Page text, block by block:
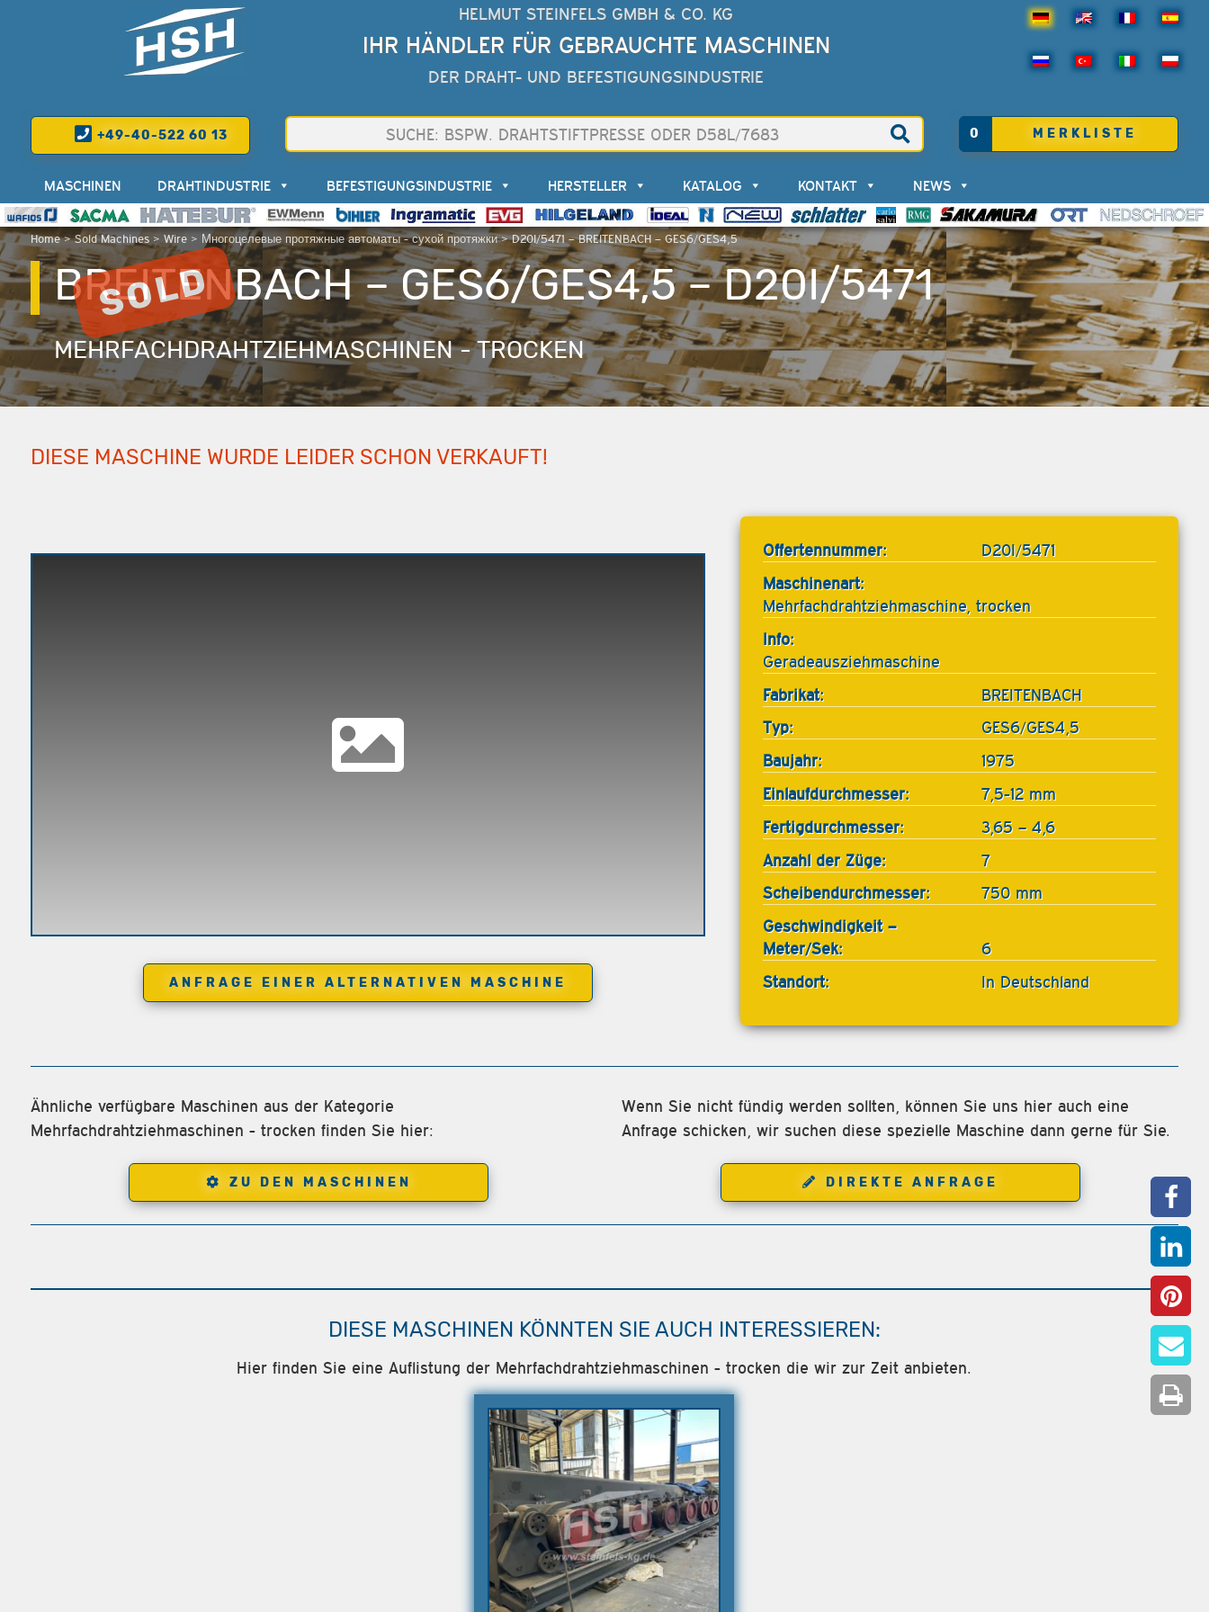
HELMUT STEINFELS GMBH & CO. KG
IHR HÄNDLER FÜR GEBRAUCHTE MASCHINEN
DER DRAHT- UND BEFESTIGUNGSINDUSTRIE
+49-40-522 60 13 0 MERKLISTE
Home>Sold Machines> Wire> Многоцелевые протяжные автоматы - сухой протяжки>D20I/5471 – BREITENBACH – GES6/GES4,5
MASCHINEN DRAHTINDUSTRIE BEFESTIGUNGSINDUSTRIE HERSTELLER KATALOG KONTAKT NEWS
BREITENBACH – GES6/GES4,5 – D20I/5471
MEHRFACHDRAHTZIEHMASCHINEN - TROCKEN
DIESE MASCHINE WURDE LEIDER SCHON VERKAUFT!
ANFRAGE EINER ALTERNATIVEN MASCHINE
Offertennummer:
D20I/5471
Maschinenart:
Mehrfachdrahtziehmaschine, trocken
Info:
Geradeausziehmaschine
Fabrikat:
BREITENBACH
Typ:
GES6/GES4,5
Baujahr:
1975
Einlaufdurchmesser:
7,5-12 mm
Fertigdurchmesser:
3,65 – 4,6
Anzahl der Züge:
7
Scheibendurchmesser:
750 mm
Geschwindigkeit –
Meter/Sek:
6
Standort:
In Deutschland
Ähnliche verfügbare Maschinen aus der Kategorie
Mehrfachdrahtziehmaschinen - trocken finden Sie hier:
ZU DEN MASCHINEN
Wenn Sie nicht fündig werden sollten, können Sie uns hier auch eine
Anfrage schicken, wir suchen diese spezielle Maschine dann gerne für Sie.
DIREKTE ANFRAGE
DIESE MASCHINEN KÖNNTEN SIE AUCH INTERESSIEREN:
Hier finden Sie eine Auflistung der Mehrfachdrahtziehmaschinen - trocken die wir zur Zeit anbieten.